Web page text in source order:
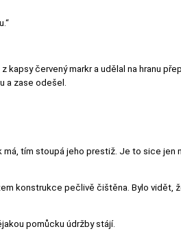
červený markr a udělal na hranu
a zase odešel.
tím stoupá jeho prestiž. Je to sice
konstrukce pečlivě čištěna. Bylo vidět,
pomůcku údržby stájí.